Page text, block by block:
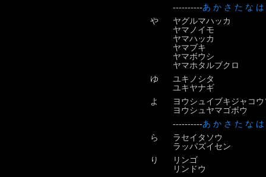
----------あ か さ た な は
や
ヤグルマハッカ
ヤマノイモ
ヤマハッカ
ヤマブキ
ヤマボウシ
ヤマホタルブクロ
ゆ
ユキノシタ
ユキヤナギ
よ
ヨウシュイブキジャコ
ヨウシュヤマゴボウ
----------あ か さ た な は
ら
ラセイタソウ
ラッパズイセン
り
リンゴ
リンドウ